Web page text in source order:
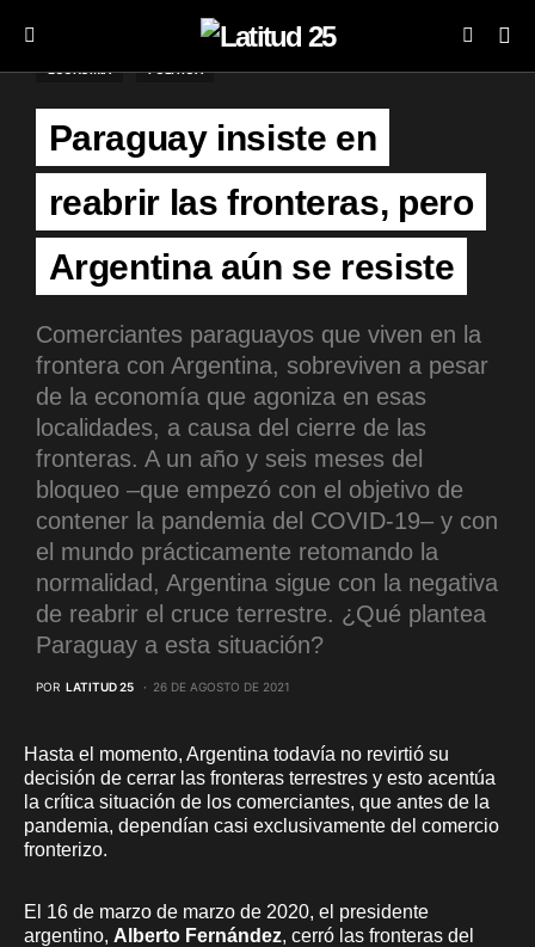
ECONOMÍA POLÍTICA
Paraguay insiste en
reabrir las fronteras, pero
Argentina aún se resiste
Comerciantes paraguayos que viven en la
frontera con Argentina, sobreviven a pesar
de la economía que agoniza en esas
localidades, a causa del cierre de las
fronteras. A un año y seis meses del
bloqueo –que empezó con el objetivo de
contener la pandemia del COVID-19– y con
el mundo prácticamente retomando la
normalidad, Argentina sigue con la negativa
de reabrir el cruce terrestre. ¿Qué plantea
Paraguay a esta situación?
POR LATITUD 25 26 DE AGOSTO DE 2021
Hasta el momento, Argentina todavía no revirtió su
decisión de cerrar las fronteras terrestres y esto acentúa
la crítica situación de los comerciantes, que antes de la
pandemia, dependían casi exclusivamente del comercio
fronterizo.
El 16 de marzo de marzo de 2020, el presidente
argentino, Alberto Fernández, cerró las fronteras del